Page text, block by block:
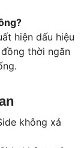
hiện dấu hiệu
thời ngăn
không xả